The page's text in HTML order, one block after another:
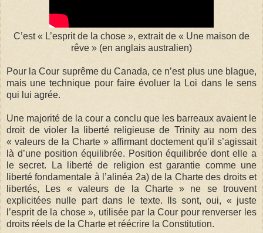
C’est « L’esprit de la chose », extrait de « Une maison de
rêve » (en anglais australien)
Pour la Cour suprême du Canada, ce n’est plus une blague,
mais une technique pour faire évoluer la Loi dans le sens
qui lui agrée.
Une majorité de la cour a conclu que les barreaux avaient le
droit de violer la liberté religieuse de Trinity au nom des
« valeurs de la Charte » affirmant doctement qu’il s’agissait
là d’une position équilibrée. Position équilibrée dont elle a
le secret. La liberté de religion est garantie comme une
liberté fondamentale à l’alinéa 2a) de la Charte des droits et
libertés, Les « valeurs de la Charte » ne se trouvent
explicitées nulle part dans le texte. Ils sont, oui, « juste
l’esprit de la chose », utilisée par la Cour pour renverser les
droits réels de la Charte et réécrire la Constitution.